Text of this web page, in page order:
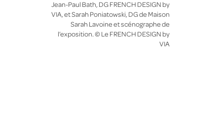
Jean-Paul Bath, DG FRENCH DESIGN by
VIA, et Sarah Poniatowski, DG de Maison
Sarah Lavoine et scénographe de
l’exposition. © Le FRENCH DESIGN by
VIA